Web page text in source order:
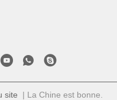
site | La Chine est bonne.